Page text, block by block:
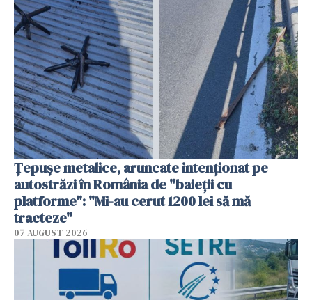
Țepușe metalice, aruncate intenționat pe
autostrăzi în România de "baieții cu
platforme": "Mi-au cerut 1200 lei să mă
tracteze"
07 AUGUST 2026